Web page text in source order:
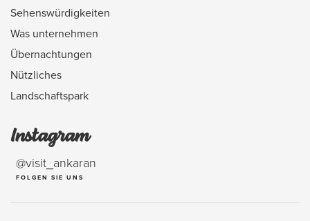
Sehenswürdigkeiten
Was unternehmen
Übernachtungen
Nützliches
Landschaftspark
Instagram
@visit_ankaran
FOLGEN SIE UNS